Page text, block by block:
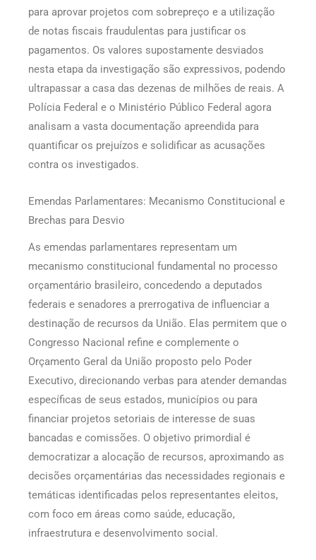
para aprovar projetos com sobrepreço e a utilização
de notas fiscais fraudulentas para justificar os
pagamentos. Os valores supostamente desviados
nesta etapa da investigação são expressivos, podendo
ultrapassar a casa das dezenas de milhões de reais. A
Polícia Federal e o Ministério Público Federal agora
analisam a vasta documentação apreendida para
quantificar os prejuízos e solidificar as acusações
contra os investigados.
Emendas Parlamentares: Mecanismo Constitucional e
Brechas para Desvio
As emendas parlamentares representam um
mecanismo constitucional fundamental no processo
orçamentário brasileiro, concedendo a deputados
federais e senadores a prerrogativa de influenciar a
destinação de recursos da União. Elas permitem que o
Congresso Nacional refine e complemente o
Orçamento Geral da União proposto pelo Poder
Executivo, direcionando verbas para atender demandas
específicas de seus estados, municípios ou para
financiar projetos setoriais de interesse de suas
bancadas e comissões. O objetivo primordial é
democratizar a alocação de recursos, aproximando as
decisões orçamentárias das necessidades regionais e
temáticas identificadas pelos representantes eleitos,
com foco em áreas como saúde, educação,
infraestrutura e desenvolvimento social.